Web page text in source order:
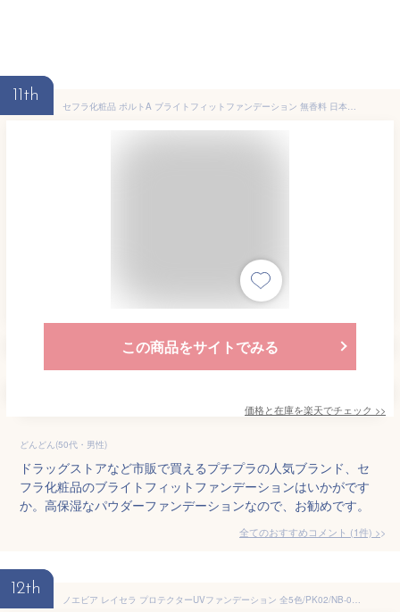
11th
セフラ化粧品 ポルトA ブライトフィットファンデーション 無香料 日本製 11g ベースメイク ウォータープルーフ プチプラ UVカット SPF26 PA++ 高密着 パウダーファンデ 保湿成分配合 皮脂抑制 セラミド ヒアルロン酸
この商品をサイトでみる
価格と在庫を楽天でチェック >>
どんどん(50代・男性)
ドラッグストアなど市販で買えるプチプラの人気ブランド、セ
フラ化粧品のブライトフィットファンデーションはいかがです
か。高保湿なパウダーファンデーションなので、お勧めです。
全てのおすすめコメント (1件) >
12th
ノエビア レイセラ プロテクターUVファンデーション 全5色/PK02/NB-03-NB04-NO-02/NO-03 パウダーファンデーション 崩れない 透明感 UV ウォータープルーフ 皮脂吸着 オイル ツヤ 毛穴 保湿 乾燥 人気 おすすめ